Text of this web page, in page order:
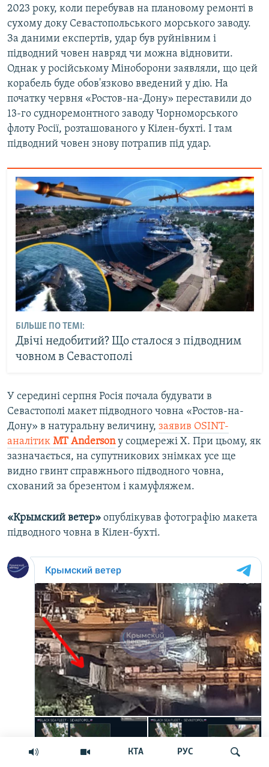
КТА РУС
2023 року, коли перебував на плановому ремонті в
сухому доку Севастопольського морського заводу.
За даними експертів, удар був руйнівним і
підводний човен навряд чи можна відновити.
Однак у російському Міноборони заявляли, що цей
корабель буде обов'язково введений у дію. На
початку червня «Ростов-на-Дону» переставили до
13-го судноремонтного заводу Чорноморського
флоту Росії, розташованого у Кілен-бухті. І там
підводний човен знову потрапив під удар.
БІЛЬШЕ ПО ТЕМІ:
Двічі недобитий? Що сталося з підводним
човном в Севастополі
У середині серпня Росія почала будувати в
Севастополі макет підводного човна «Ростов-на-
Дону» в натуральну величину, заявив OSINT-
аналітик МТ Andersonу соцмережі X. При цьому, як
зазначається, на супутникових знімках усе ще
видно гвинт справжнього підводного човна,
схований за брезентом і камуфляжем.
«Крымский ветер» опублікував фотографію макета
підводного човна в Кілен-бухті.